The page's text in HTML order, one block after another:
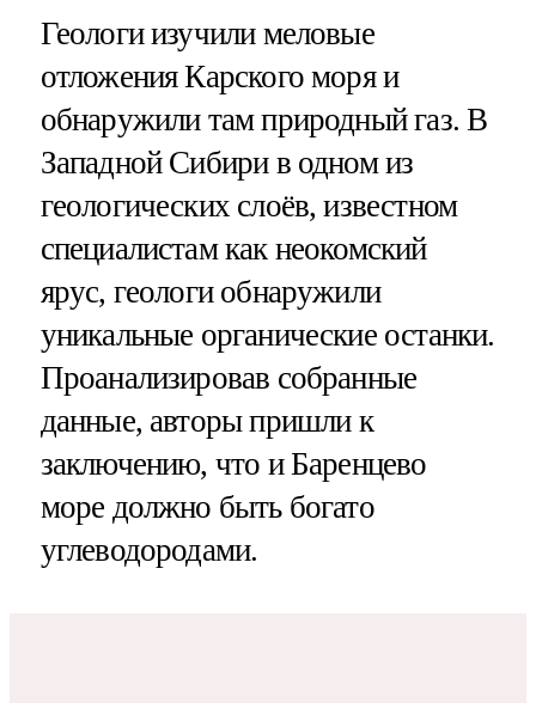
Геологи изучили меловые
отложения Карского моря и
обнаружили там природный газ. В
Западной Сибири в одном из
геологических слоёв, известном
специалистам как неокомский
ярус, геологи обнаружили
уникальные органические останки.
Проанализировав собранные
данные, авторы пришли к
заключению, что и Баренцево
море должно быть богато
углеводородами.